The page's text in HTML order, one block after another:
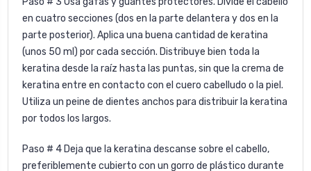
en cuatro secciones (dos en la parte delantera y dos en la
parte posterior). Aplica una buena cantidad de keratina
(unos 50 ml) por cada sección. Distribuye bien toda la
keratina desde la raíz hasta las puntas, sin que la crema de
keratina entre en contacto con el cuero cabelludo o la piel.
Utiliza un peine de dientes anchos para distribuir la keratina
por todos los largos.
Paso # 4 Deja que la keratina descanse sobre el cabello,
preferiblemente cubierto con un gorro de plástico durante